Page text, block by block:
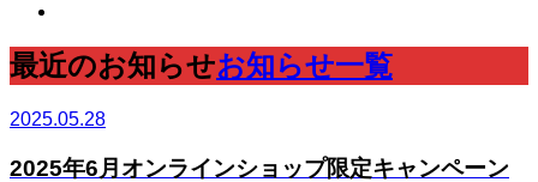
最近のお知らせお知らせ一覧
2025.05.28
2025年6月オンラインショップ限定キャンペーン